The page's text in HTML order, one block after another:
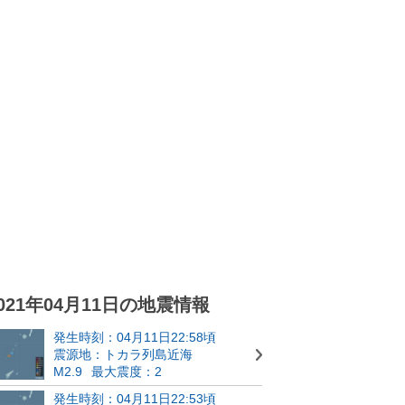
年04月11日の地震情報
発生時刻：04月11日22:58頃
震源地：トカラ列島近海
M2.9
最大震度：2
発生時刻：04月11日22:53頃